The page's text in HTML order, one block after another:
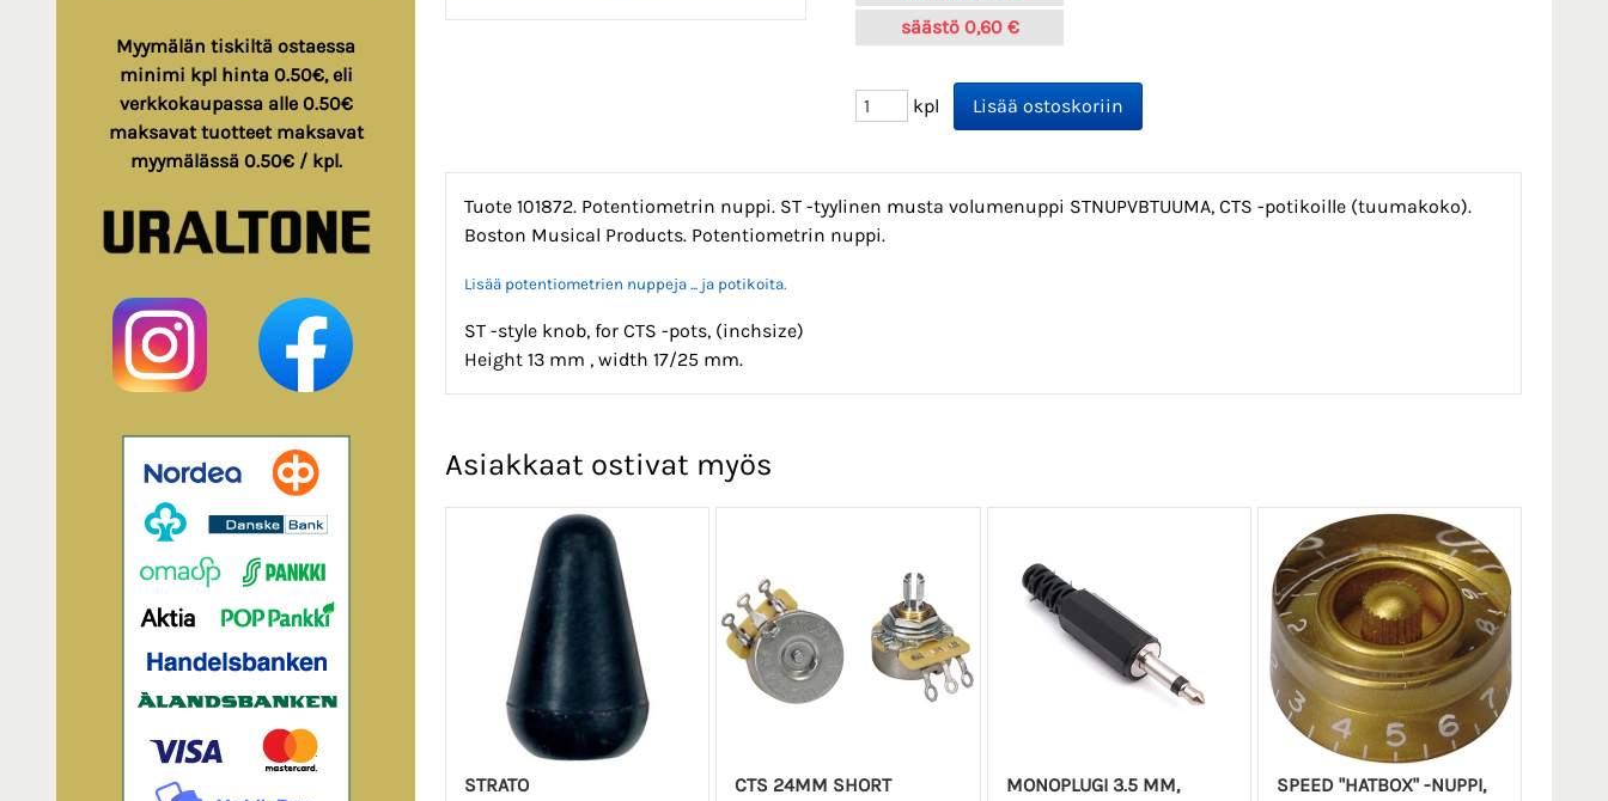
Myymälän tiskiltä ostaessa
minimi kpl hinta 0.50€, eli
verkkokaupassa alle 0.50€
maksavat tuotteet maksavat
myymälässä 0.50€ / kpl.
säästö 0,60 €
kpl
Tuote 101872. Potentiometrin nuppi. ST -tyylinen musta volumenuppi STNUPVBTUUMA, CTS -potikoille (tuumakoko).
Boston Musical Products. Potentiometrin nuppi.
Lisää potentiometrien nuppeja ... ja potikoita.
ST -style knob, for CTS -pots, (inchsize)
Height 13 mm , width 17/25 mm.
Asiakkaat ostivat myös
STRATO
CTS 24MM SHORT
MONOPLUGI 3.5 MM,
SPEED "HATBOX" -NUPPI,